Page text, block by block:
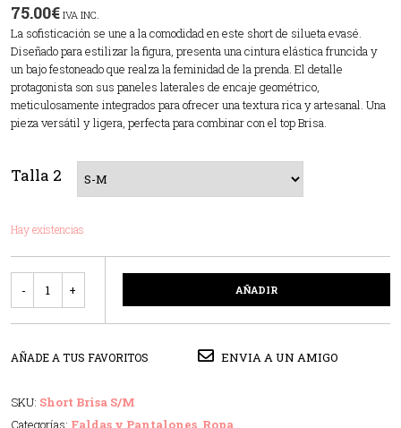
75.00€ IVA INC.
La sofisticación se une a la comodidad en este short de silueta evasé.
Diseñado para estilizar la figura, presenta una cintura elástica fruncida y
un bajo festoneado que realza la feminidad de la prenda. El detalle
protagonista son sus paneles laterales de encaje geométrico,
meticulosamente integrados para ofrecer una textura rica y artesanal. Una
pieza versátil y ligera, perfecta para combinar con el top Brisa.
Talla 2
Hay existencias
AÑADIR
AÑADE A TUS FAVORITOS ENVIA A UN AMIGO
SKU: Short Brisa S/M
Categorías: Faldas y Pantalones, Ropa